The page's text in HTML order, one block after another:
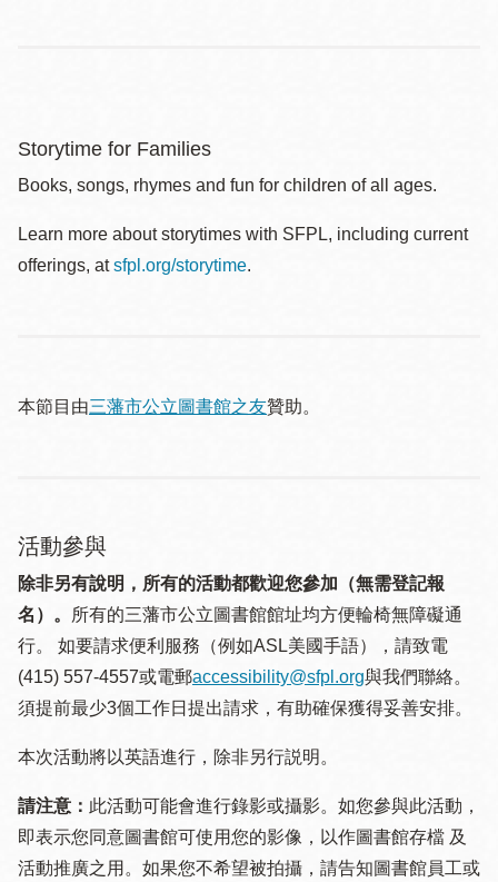
Storytime for Families
Books, songs, rhymes and fun for children of all ages.
Learn more about storytimes with SFPL, including current
offerings, atsfpl.org/storytime.
本節目由三藩市公立圖書館之友贊助。
活動參與
除非另有說明，所有的活動都歡迎您參加（無需登記報
名）。
所有的三藩市公立圖書館館址均方便輪椅無障礙通
行。 如要請求便利服務（例如ASL美國手語），請致電
(415) 557-4557或電郵accessibility@sfpl.org與我們聯絡。
須提 前最少3個工作日提出請求，有助確保獲得妥善安排。
本次活動將以英語進行，除非另行説明。
請注意： 此活動可能會進行錄影或攝影。如您參與此活動，
即表示您同意圖書館可使用您的影像，以作圖書館存檔 及
活動推廣之用。如果您不希望被拍攝，請告知圖書館員工或